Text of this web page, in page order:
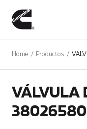
Home Productos
VÁLVULA